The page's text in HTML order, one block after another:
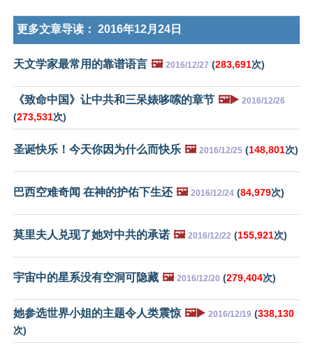
更多文章导读： 2016年12月24日
天文学家最常用的靠谱语言 🖼️ 2016/12/27 (283,691次)
《致命中国》让中共和三呆婊哆嗦的章节 🖼️▶️ 2016/12/26
(273,531次)
圣诞快乐！今天你因为什么而快乐 🖼️ 2016/12/25 (148,801次)
巴西空难奇闻 在神的护佑下生还 🖼️ 2016/12/24 (84,979次)
莫里夫人兑现了她对中共的承诺 🖼️ 2016/12/22 (155,921次)
宇宙中的星系没有空洞可隐藏 🖼️ 2016/12/20 (279,404次)
她参选世界小姐的主题令人类震惊 🖼️▶️ 2016/12/19 (338,130
次)